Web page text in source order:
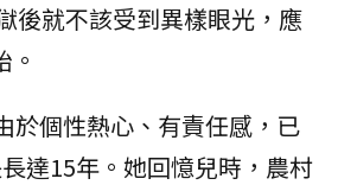
後就不該受到異樣眼光，應
於個性熱心、有責任感，已
達15年。她回憶兒時，農村